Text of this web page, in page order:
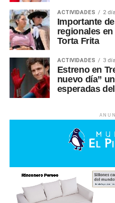
ACTIVIDADES 2
Importante
regionales
Torta Frita
ACTIVIDADES 3
Estreno en
nuevo día”
esperadas